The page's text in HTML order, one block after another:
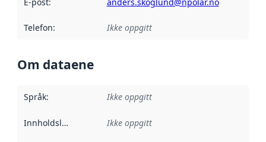
Telefon: Ikke oppgitt
Om dataene
Språk: Ikke oppgitt
Innholdsleverandører :
Ikke oppgitt